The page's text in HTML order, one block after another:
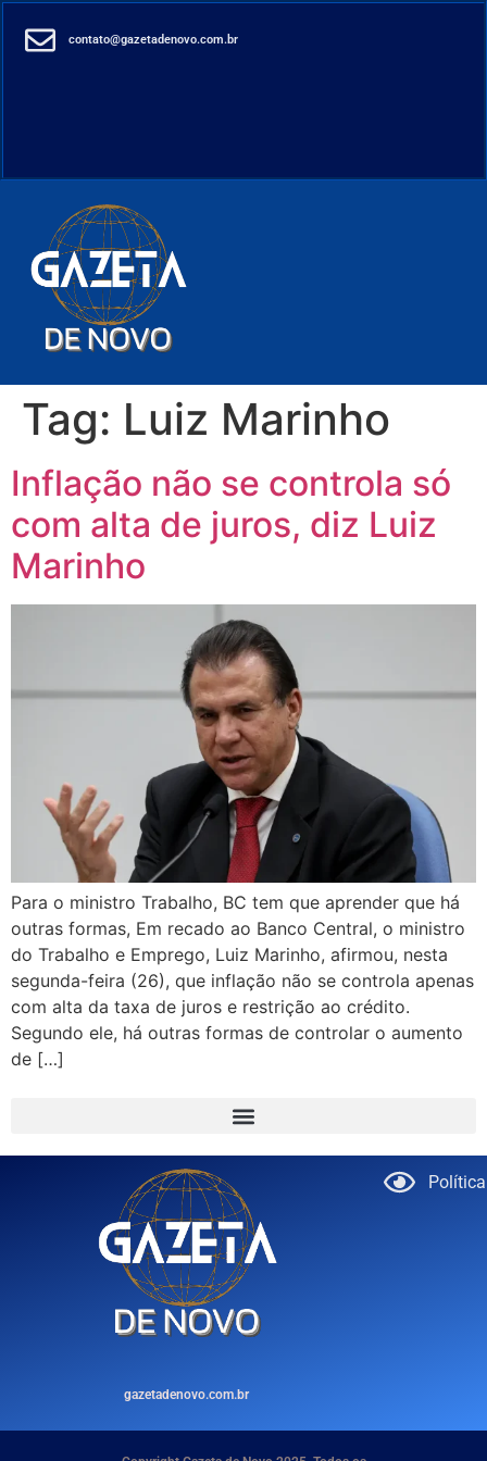
contato@gazetadenovo.com.br
Tag: Luiz Marinho
Inflação não se controla só
com alta de juros, diz Luiz
Marinho
Para o ministro Trabalho, BC tem que aprender que há
outras formas, Em recado ao Banco Central, o ministro
do Trabalho e Emprego, Luiz Marinho, afirmou, nesta
segunda-feira (26), que inflação não se controla apenas
com alta da taxa de juros e restrição ao crédito.
Segundo ele, há outras formas de controlar o aumento
de […]
gazetadenovo.com.br